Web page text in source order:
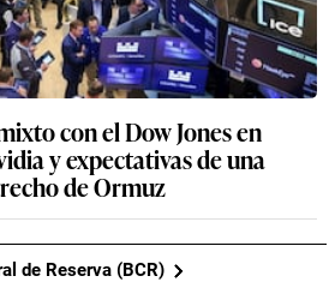
con el Dow Jones en
y expectativas de una
de Ormuz
de Reserva (BCR)